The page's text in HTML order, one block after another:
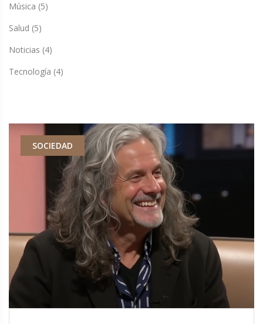
Música (5)
Salud (5)
Noticias (4)
Tecnología (4)
SOCIEDAD